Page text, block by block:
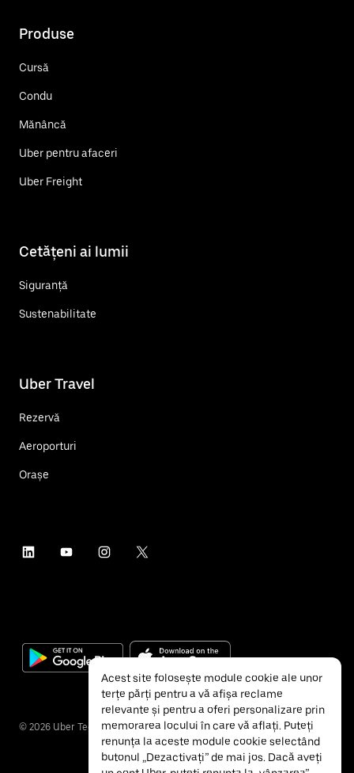
Produse
Cursă
Condu
Mănâncă
Uber pentru afaceri
Uber Freight
Cetățeni ai lumii
Siguranță
Sustenabilitate
Uber Travel
Rezervă
Aeroporturi
Orașe
© 2026 Uber Technologies Inc.
Acest site folosește module cookie ale unor
terțe părți pentru a vă afișa reclame
relevante și pentru a oferi personalizare prin
memorarea locului în care vă aflați. Puteți
renunța la aceste module cookie selectând
butonul „Dezactivați” de mai jos. Dacă aveți